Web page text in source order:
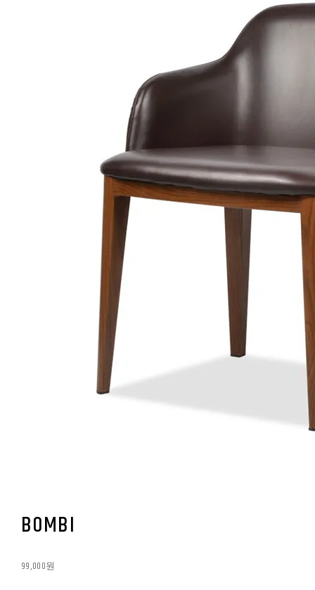
BOMBI
99,000원